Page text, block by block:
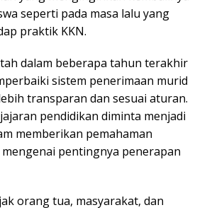
seperti pada masa lalu yang
praktik KKN.
dalam beberapa tahun terakhir
sistem penerimaan murid
transparan dan sesuai aturan.
pendidikan diminta menjadi
memberikan pemahaman
pentingnya penerapan
orang tua, masyarakat, dan